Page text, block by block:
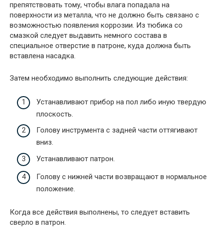
препятствовать тому, чтобы влага попадала на
поверхности из металла, что не должно быть связано с
возможностью появления коррозии. Из тюбика со
смазкой следует выдавить немного состава в
специальное отверстие в патроне, куда должна быть
вставлена насадка.
Затем необходимо выполнить следующие действия:
Устанавливают прибор на пол либо иную твердую
плоскость.
Голову инструмента с задней части оттягивают
вниз.
Устанавливают патрон.
Голову с нижней части возвращают в нормальное
положение.
Когда все действия выполнены, то следует вставить
сверло в патрон.